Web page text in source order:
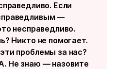
Если
—
несправедливо.
Никто не помогает.
проблемы за нас?
Не знаю — назовите